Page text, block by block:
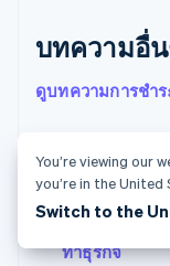
บทความอื่
ดูบทความการชำ
การชําระเงิน
การชําระเงิน
ข้อมูลเบื้องต้น
ทําธุรกิจ
โปแลนด์
English
ฝรั่งเศส
มอลตา
มาเลเซีย
You’re viewing our
you’re in the United
Switch to the